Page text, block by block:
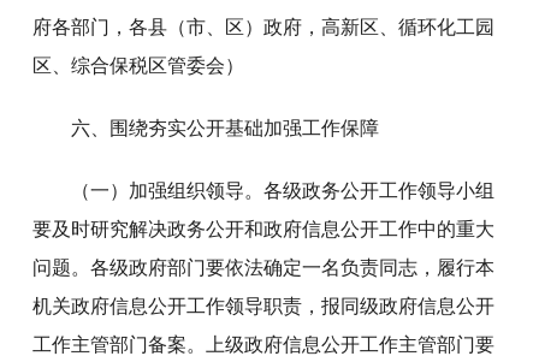
府各部门，各县（市、区）政府，高新区、循环化工园
区、综合保税区管委会）
六、围绕夯实公开基础加强工作保障
（一）加强组织领导。各级政务公开工作领导小组
要及时研究解决政务公开和政府信息公开工作中的重大
问题。各级政府部门要依法确定一名负责同志，履行本
机关政府信息公开工作领导职责，报同级政府信息公开
工作主管部门备案。上级政府信息公开工作主管部门要